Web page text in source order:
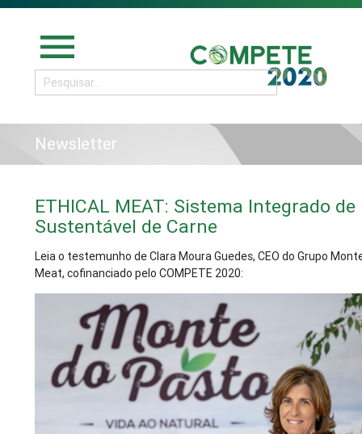
menu
Newsletter
ETHICAL MEAT: Sistema Integrado
Sustentável de Carne
Leia o testemunho de Clara Moura Guedes, CEO do Grupo
Meat, cofinanciado pelo COMPETE 2020: